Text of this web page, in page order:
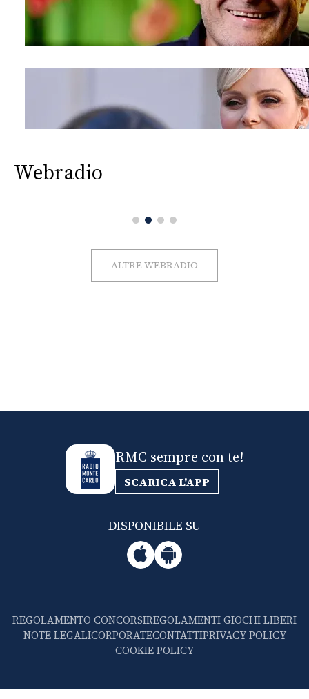
Webradio
ALTRE WEBRADIO
RMC sempre con te!
SCARICA L'APP
DISPONIBILE SU
REGOLAMENTO CONCORSIREGOLAMENTI GIOCHI LIBERI
NOTE LEGALICORPORATECONTATTIPRIVACY POLICY
COOKIE POLICY